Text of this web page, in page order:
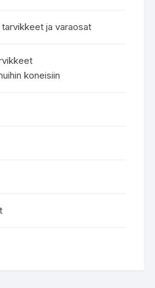
ja varaosat
koneisiin